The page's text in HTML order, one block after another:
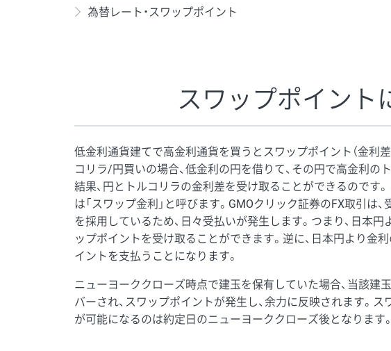
160円
※ハンガリーフォリント/円と南アフリカランド/円とメキシコペソ/
為替レート・スワップポイント
スワップポイント
低金利通貨建てで高金利通貨を買うとスワップポイント（金利
コリラ/円買いの場合、低金利の円を借りて、その円で高金利の
結果、円とトルコリラの金利差を受け取ることができるのです
は「スワップ金利」と呼びます。GMOクリック証券のFX取引は
を採用しているため、日々受払いが発生します。つまり、日本
ップポイントを受け取ることができます。逆に、日本円より金
イントを支払うことになります。
ニューヨーククローズ時点で建玉を保有していた場合、当該建
バーされ、スワップポイントが発生し、余力に反映されます。
が可能になるのは約定日のニューヨーククローズ後となります